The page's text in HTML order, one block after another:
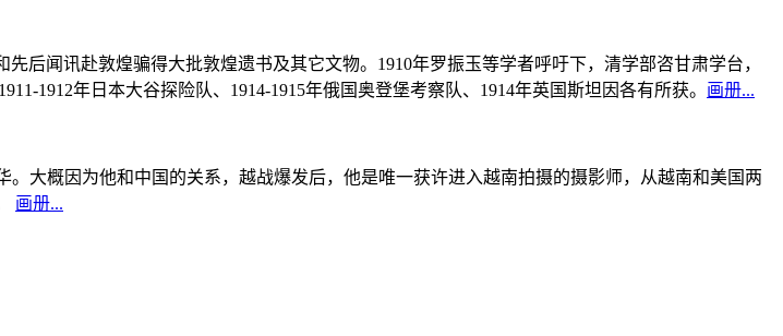
后闻讯赴敦煌骗得大批敦煌遗书及其它文物。1910年罗振玉等学者呼吁下，清学部咨甘肃学台，
1912年日本大谷探险队、1914-1915年俄国奥登堡考察队、1914年英国斯坦因各有所获。 画册...
。大概因为他和中国的关系，越战爆发后，他是唯一获许进入越南拍摄的摄影师，从越南和美国两
画册...